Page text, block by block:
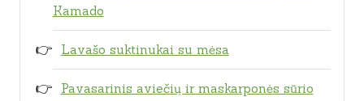
Kamado
Lavašo suktinukai su mėsa
Pavasarinis aviečių ir maskarponės sūrio